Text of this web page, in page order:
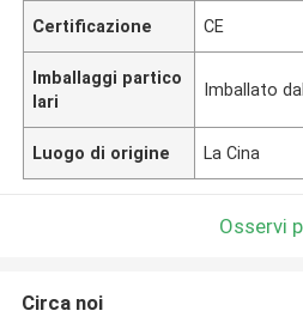
Certificazione CE
Imballaggi partico
lari
Imballato
Luogo di origine La Cina
Osservi
Circa noi